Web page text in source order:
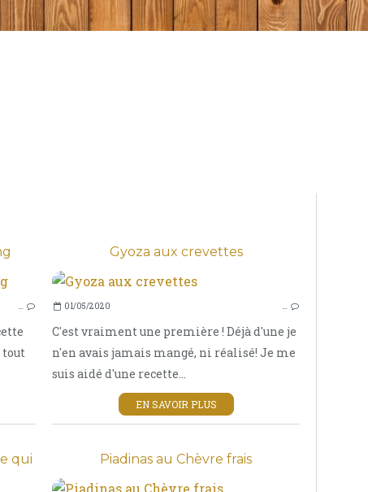
…
tout
Gyoza aux crevettes
01/05/2020 …
C'est vraiment une première ! Déjà d'une je
n'en avais jamais mangé, ni réalisé! Je me
suis aidé d'une recette...
EN SAVOIR PLUS
qui
Piadinas au Chèvre frais